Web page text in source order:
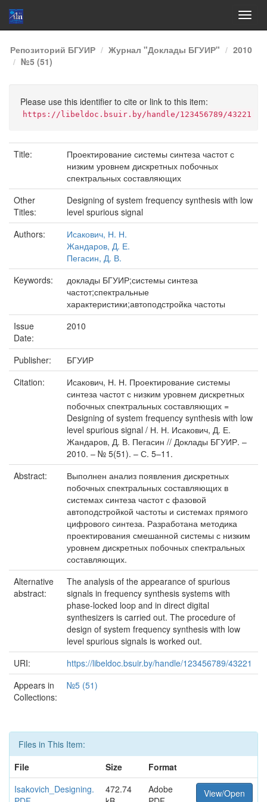
Skip
navigation
Репозиторий БГУИР Журнал "Доклады БГУИР"
2010
№5 (51)
Please use this identifier to cite or link to this item:
https://libeldoc.bsuir.by/handle/123456789/43221
Title:
Проектирование системы синтеза частот с
низким уровнем дискретных побочных
спектральных составляющих
Other
Titles:
Designing of system frequency synthesis with low
level spurious signal
Authors:
Исакович, Н. Н.
Жандаров, Д. Е.
Пегасин, Д. В.
Keywords:
доклады БГУИР;системы синтеза
частот;спектральные
характеристики;автоподстройка частоты
Issue
Date:
2010
Publisher:
БГУИР
Citation:
Исакович, Н. Н. Проектирование системы
синтеза частот с низким уровнем дискретных
побочных спектральных составляющих =
Designing of system frequency synthesis with low
level spurious signal / Н. Н. Исакович, Д. Е.
Жандаров, Д. В. Пегасин // Доклады БГУИР. –
2010. – № 5(51). – С. 5–11.
Abstract:
Выполнен анализ появления дискретных
побочных спектральных составляющих в
системах синтеза частот с фазовой
автоподстройкой частоты и системах прямого
цифрового синтеза. Разработана методика
проектирования смешанной системы с низким
уровнем дискретных побочных спектральных
составляющих.
Alternative
abstract:
The analysis of the appearance of spurious
signals in frequency synthesis systems with
phase-locked loop and in direct digital
synthesizers is carried out. The procedure of
design of system frequency synthesis with low
level spurious signals is worked out.
URI:
https://libeldoc.bsuir.by/handle/123456789/43221
Appears in
Collections:
№5 (51)
Files in This Item:
File
Size
Format
Isakovich_Designing.
472.74
Adobe
View/Open